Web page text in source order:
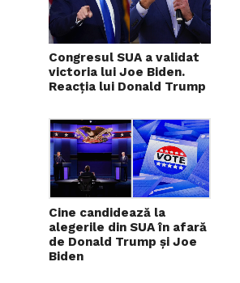
Congresul SUA a validat
victoria lui Joe Biden.
Reacția lui Donald Trump
Cine candidează la
alegerile din SUA în afară
de Donald Trump și Joe
Biden